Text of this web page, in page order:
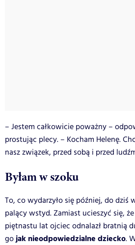
– Jestem całkowicie poważny –
prostując plecy. – Kocham Helenę.
nasz związek, przed sobą i przed
Byłam w szoku
To, co wydarzyło się później, do dziś
palący wstyd. Zamiast ucieszyć się,
piętnastu lat ojciec odnalazł bratnią
gojak nieodpowiedzialne dziecko.